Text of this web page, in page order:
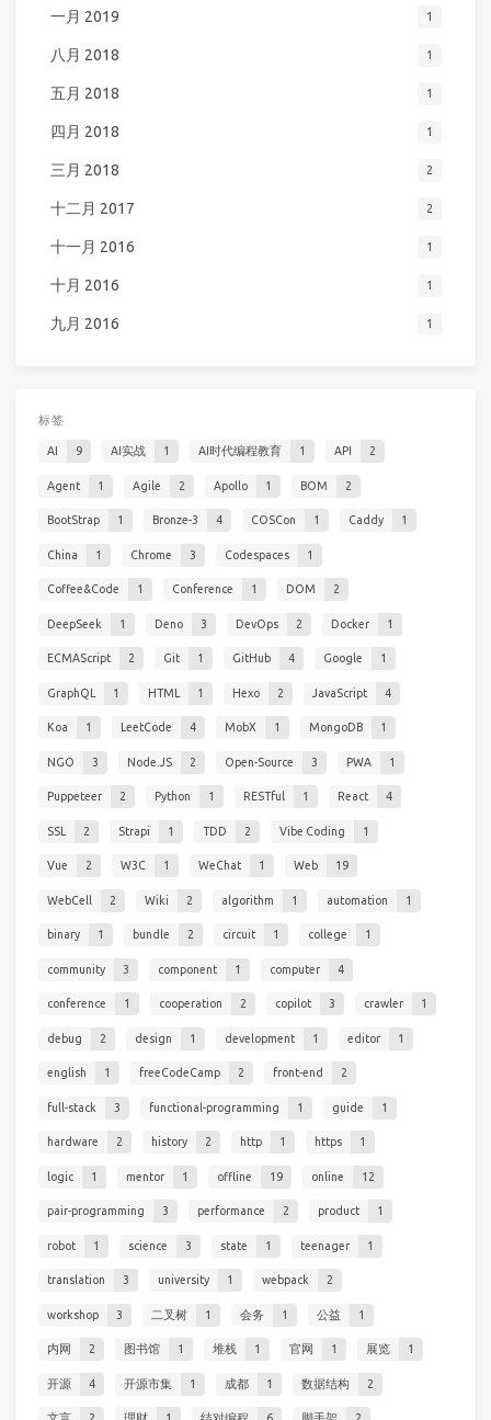
一月 2019 1
八月 2018 1
五月 2018 1
四月 2018 1
三月 2018 2
十二月 2017 2
十一月 2016 1
十月 2016 1
九月 2016 1
标签
AI 9 AI实战 1 AI时代编程教育 1 API 2
Agent 1 Agile 2 Apollo 1 BOM 2
BootStrap 1 Bronze-3 4 COSCon 1 Caddy 1
China 1 Chrome 3 Codespaces 1
Coffee&Code 1 Conference 1 DOM 2
DeepSeek 1 Deno 3 DevOps 2 Docker 1
ECMAScript 2 Git 1 GitHub 4 Google 1
GraphQL 1 HTML 1 Hexo 2 JavaScript 4
Koa 1 LeetCode 4 MobX 1 MongoDB 1
NGO 3 Node.JS 2 Open-Source 3 PWA 1
Puppeteer 2 Python 1 RESTful 1 React 4
SSL 2 Strapi 1 TDD 2 Vibe Coding 1
Vue 2 W3C 1 WeChat 1 Web 19
WebCell 2 Wiki 2 algorithm 1 automation 1
binary 1 bundle 2 circuit 1 college 1
community 3 component 1 computer 4
conference 1 cooperation 2 copilot 3 crawler 1
debug 2 design 1 development 1 editor 1
english 1 freeCodeCamp 2 front-end 2
full-stack 3 functional-programming 1 guide 1
hardware 2 history 2 http 1 https 1
logic 1 mentor 1 offline 19 online 12
pair-programming 3 performance 2 product 1
robot 1 science 3 state 1 teenager 1
translation 3 university 1 webpack 2
workshop 3 二叉树 1 会务 1 公益 1
内网 2 图书馆 1 堆栈 1 官网 1 展览 1
开源 4 开源市集 1 成都 1 数据结构 2